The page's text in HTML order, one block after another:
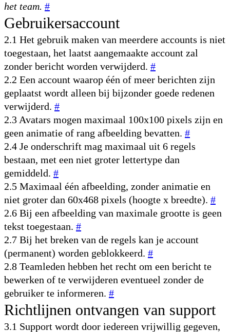
het team. #
Gebruikersaccount
2.1 Het gebruik maken van meerdere accounts is niet
toegestaan, het laatst aangemaakte account zal
zonder bericht worden verwijderd. #
2.2 Een account waarop één of meer berichten zijn
geplaatst wordt alleen bij bijzonder goede redenen
verwijderd. #
2.3 Avatars mogen maximaal 100x100 pixels zijn en
geen animatie of rang afbeelding bevatten. #
2.4 Je onderschrift mag maximaal uit 6 regels
bestaan, met een niet groter lettertype dan
gemiddeld. #
2.5 Maximaal één afbeelding, zonder animatie en
niet groter dan 60x468 pixels (hoogte x breedte). #
2.6 Bij een afbeelding van maximale grootte is geen
tekst toegestaan. #
2.7 Bij het breken van de regels kan je account
(permanent) worden geblokkeerd. #
2.8 Teamleden hebben het recht om een bericht te
bewerken of te verwijderen eventueel zonder de
gebruiker te informeren. #
Richtlijnen ontvangen van support
3.1 Support wordt door iedereen vrijwillig gegeven,